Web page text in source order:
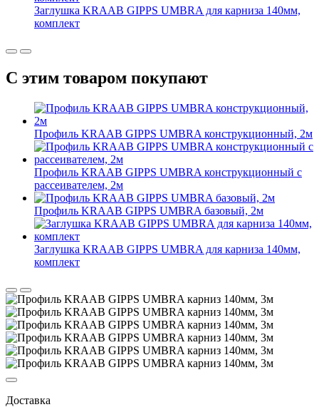
Заглушка KRAAB GIPPS UMBRA для карниза 140мм,
комплект
С этим товаром покупают
Профиль KRAAB GIPPS UMBRA конструкционный, 2м
Профиль KRAAB GIPPS UMBRA конструкционный с
рассеивателем, 2м
Профиль KRAAB GIPPS UMBRA базовый, 2м
Заглушка KRAAB GIPPS UMBRA для карниза 140мм,
комплект
Доставка